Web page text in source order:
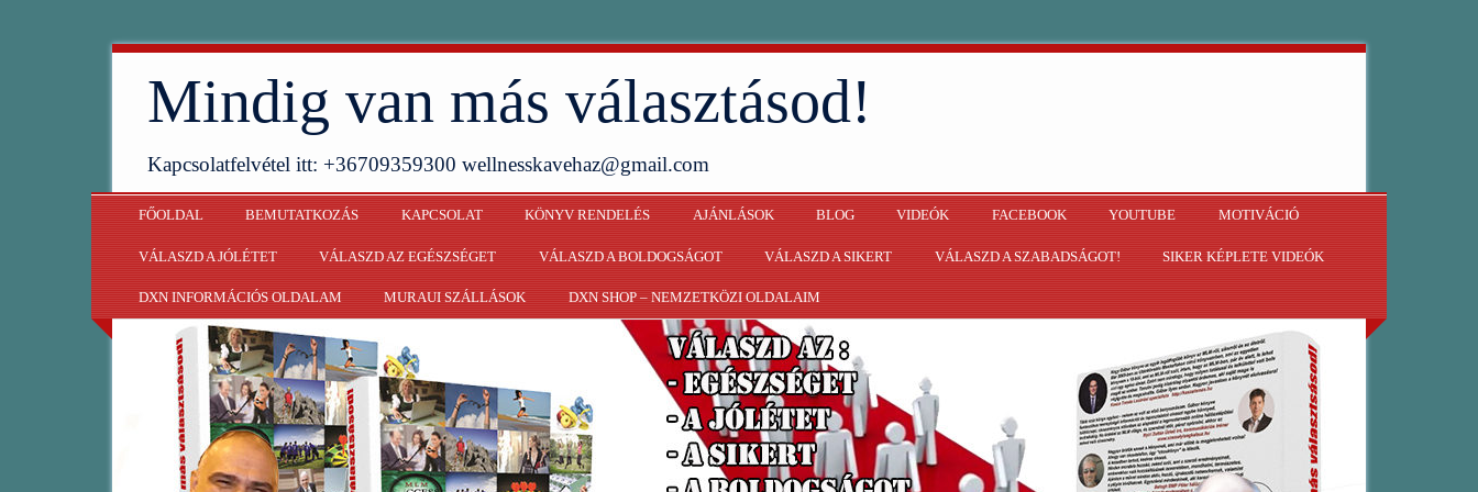
Mindig van más választásod!
Kapcsolatfelvétel itt: +36709359300 wellnesskavehaz@gmail.com
FŐOLDAL BEMUTATKOZÁS KAPCSOLAT KÖNYV RENDELÉS AJÁNLÁSOK BLOG VIDEÓK FACEBOOK YOUTUBE MOTIVÁCIÓ
VÁLASZD A JÓLÉTET VÁLASZD AZ EGÉSZSÉGET VÁLASZD A BOLDOGSÁGOT VÁLASZD A SIKERT VÁLASZD A SZABADSÁGOT! SIKER KÉPLETE VIDEÓK
DXN INFORMÁCIÓS OLDALAM MURAUI SZÁLLÁSOK DXN SHOP – NEMZETKÖZI OLDALAIM